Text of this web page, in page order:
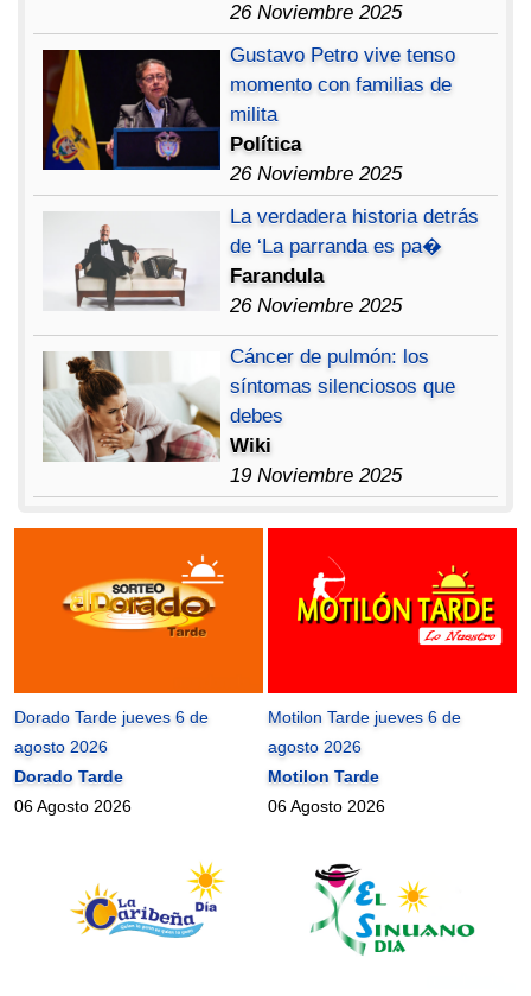
26 Noviembre 2025
Gustavo Petro vive tenso
momento con familias de
milita
Política
26 Noviembre 2025
La verdadera historia detrás
de ‘La parranda es pa�
Farandula
26 Noviembre 2025
Cáncer de pulmón: los
síntomas silenciosos que
debes
Wiki
19 Noviembre 2025
Dorado Tarde jueves 6 de
agosto 2026
Dorado Tarde
06 Agosto 2026
Motilon Tarde jueves 6 de
agosto 2026
Motilon Tarde
06 Agosto 2026